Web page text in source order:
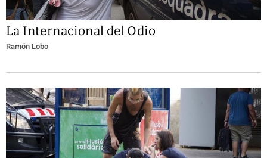
La Internacional del Odio
Ramón Lobo